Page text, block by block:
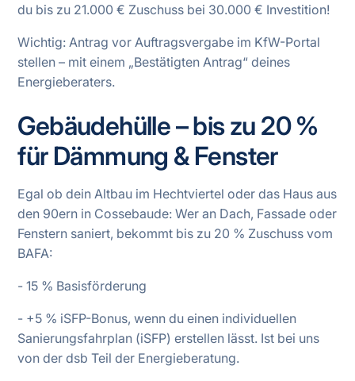
du bis zu 21.000 € Zuschuss bei 30.000 € Investition!
Wichtig: Antrag vor Auftragsvergabe im KfW-Portal
stellen – mit einem „Bestätigten Antrag“ deines
Energieberaters.
Gebäudehülle – bis zu 20 %
für Dämmung & Fenster
Egal ob dein Altbau im Hechtviertel oder das Haus aus
den 90ern in Cossebaude: Wer an Dach, Fassade oder
Fenstern saniert, bekommt bis zu 20 % Zuschuss vom
BAFA:
- 15 % Basisförderung
- +5 % iSFP-Bonus, wenn du einen individuellen
Sanierungsfahrplan (iSFP) erstellen lässt. Ist bei uns
von der dsb Teil der Energieberatung.